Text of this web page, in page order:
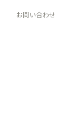
お問い合わせ